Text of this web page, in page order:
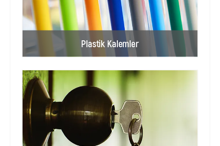
Plastik Kalemler